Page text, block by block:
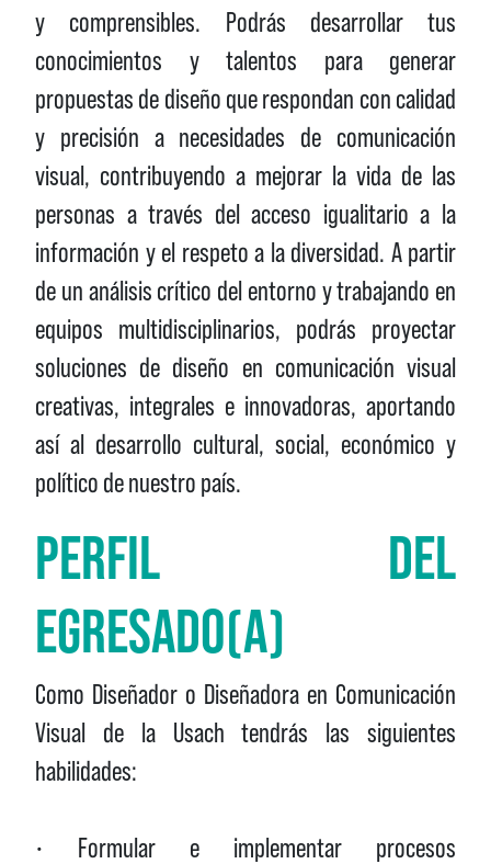
y comprensibles. Podrás desarrollar tus
conocimientos y talentos para generar
propuestas de diseño que respondan con calidad
y precisión a necesidades de comunicación
visual, contribuyendo a mejorar la vida de las
personas a través del acceso igualitario a la
información y el respeto a la diversidad. A partir
de un análisis crítico del entorno y trabajando en
equipos multidisciplinarios, podrás proyectar
soluciones de diseño en comunicación visual
creativas, integrales e innovadoras, aportando
así al desarrollo cultural, social, económico y
político de nuestro país.
PERFIL DEL
EGRESADO(A)
Como Diseñador o Diseñadora en Comunicación
Visual de la Usach tendrás las siguientes
habilidades:
• Formular e implementar procesos